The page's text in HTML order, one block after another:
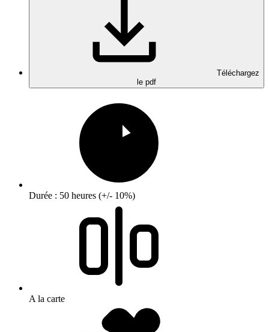
Téléchargez
le pdf
Durée : 50 heures (+/- 10%)
A la carte